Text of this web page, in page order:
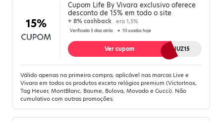
15%
Cupom Life By Vivara exclusivo oferece
desconto de 15% em todo o site
+ 8% cashback . era 1,5%
Verificado 3 dias atrás 10 usados hoje
MELIUZ15
Ver cupom
Válido apenas na primeira compra, aplicável nas marcas Live e
Vivara em todos os produtos exceto relógios premium (VictorInox,
Tag Heuer, MontBlanc, Baume, Bulova, Movado e Gucci). Não
cumulativo com outras promoções.